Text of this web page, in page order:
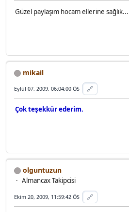
Güzel paylaşım hocam ellerine sağlık...
mikail
Eylül 07, 2009, 06:04:00 ÖS 🔗
Çok teşekkür ederim.
olguntuzun
Almancax Takipcisi
Ekim 20, 2009, 11:59:42 ÖS 🔗